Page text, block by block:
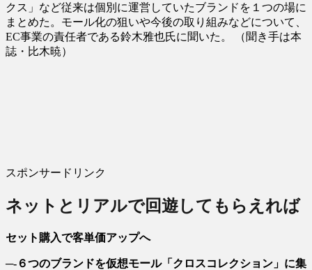
クス」など従来は個別に運営していたブランドを１つの場に
まとめた。モール化の狙いや今後の取り組みなどについて、
EC事業の責任者である鈴木雅也氏に聞いた。 （聞き手は本
誌・比木暁）
スポンサードリンク
ネットとリアルで回遊してもらえれば
セット購入で客単価アップへ
─-６つのブランドを仮想モール「クロスコレクション」に集